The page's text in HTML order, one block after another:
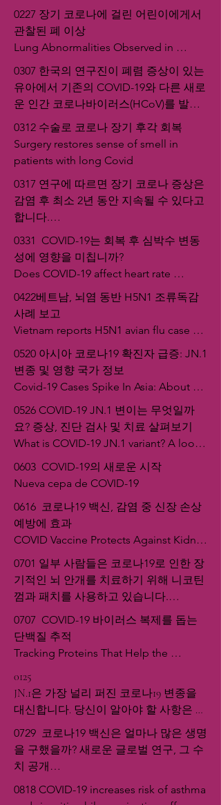
알아보세요.
HKU5-CoV-2, the new bat coronavirus
in China sparks global concern: Know
its symptoms and how does it spread
0227 장기 코로나에 걸린 어린이에게서
관찰된 폐 이상
Lung Abnormalities Observed in
Children With Long COVID
0307 한국의 연구진이 폐렴 증상이 있는
유아에서 기존의 COVID-19와 다른 새로
운 인간 코로나바이러스(HCoV)를 발견
했습니다.
Researchers in Korea have discovered a
new human coronavirus (HCoV) that is
different from the existing COVID-19 in
infants with pneumonia symptoms.
0312 수술로 코로나 장기 후각 회복
Surgery restores sense of smell in
patients with long Covid
0317 연구에 따르면 장기 코로나 증상은
감염 후 최소 2년 동안 지속될 수 있다고
합니다.
Symptoms of long COVID can last at
least two years after infection, research
suggests.
0331  COVID-19는 회복 후 심박수 변동
성에 영향을 미칩니까?
Does COVID-19 affect heart rate
variability after recovery?
0422베트남, 뇌염 동반 H5N1 조류독감
사례 보고
Vietnam reports H5N1 avian flu case
with encephalitis
0520 아시아 코로나19 확진자 급증: JN.1
변종 및 영향 국가 정보
Covid-19 Cases Spike In Asia: About
JN.1 Variant And Affected Countries
0526 COVID-19 JN.1 변이는 무엇일까
요? 증상, 진단 검사 및 치료 살펴보기
What is COVID-19 JN.1 variant? A look
at symptoms, tests for diagnosis and
treatment
0603  COVID-19의 새로운 시작
Nueva cepa de COVID-19
0616  코로나19 백신, 감염 중 신장 손상
예방에 효과
COVID Vaccine Protects Against Kidney
Damage During Infection
0701 일부 사람들은 코로나19로 인한 장
기적인 뇌 안개를 치료하기 위해 니코틴
껌과 패치를 사용하고 있습니다.
Some people are turning to nicotine
gum and patches to treat long COVID
brain fog
0707  COVID-19 바이러스 복제를 돕는
단백질 추적
Tracking Proteins That Help the
0125
JN.1은 가장 널리 퍼진 코로나19 변종을
대신합니다. 당신이 알아야 할 사항은 다
음과 같습니다
JN.1 takes over as the most prevalent
COVID-19 variant. Here's what you need to
know
0729  코로나19 백신은 얼마나 많은 생명
을 구했을까? 새로운 글로벌 연구, 그 수
치 공개
How Many Lives Did Covid-19 Vaccines
Save? New Global Study Reveals The
0818 COVID-19 increases risk of asthma